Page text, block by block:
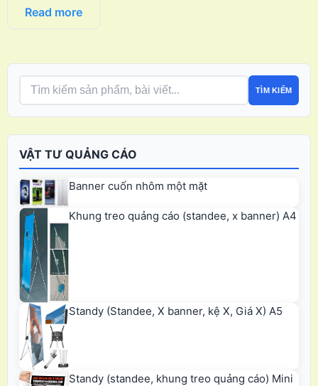
Read more
TÌM KIẾM
VẬT TƯ QUẢNG CÁO
Banner cuốn nhôm một mặt
Khung treo quảng cáo (standee, x banner) A4
Standy (Standee, X banner, kệ X, Giá X) A5
Standy (standee, khung treo quảng cáo) Mini